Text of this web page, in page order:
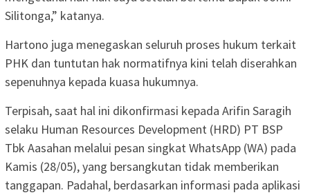
Silitonga,” katanya.
Hartono juga menegaskan seluruh proses hukum terkait
PHK dan tuntutan hak normatifnya kini telah diserahkan
sepenuhnya kepada kuasa hukumnya.
Terpisah, saat hal ini dikonfirmasi kepada Arifin Saragih
selaku Human Resources Development (HRD) PT BSP
Tbk Aasahan melalui pesan singkat WhatsApp (WA) pada
Kamis (28/05), yang bersangkutan tidak memberikan
tanggapan. Padahal, berdasarkan informasi pada aplikasi